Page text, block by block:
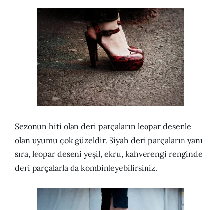
Sezonun hiti olan deri parçaların leopar desenle
olan uyumu çok güzeldir. Siyah deri parçaların yanı
sıra, leopar deseni yeşil, ekru, kahverengi renginde
deri parçalarla da kombinleyebilirsiniz.